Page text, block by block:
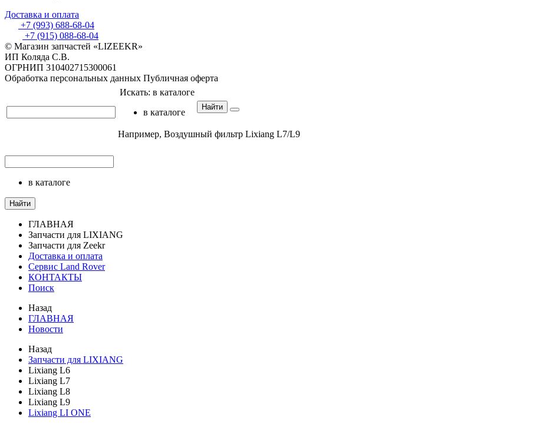
Доставка и оплата
+7 (993) 688-68-04
+7 (915) 088-68-04
© Магазин запчастей «LIZEEKR»
ИП Коляда С.В.
ОГРНИП 310402715300061
Обработка персональных данных Публичная оферта
Искать: в каталоге
в каталоге
Найти
Например, Воздушный фильтр Lixiang L7/L9
в каталоге
Найти
ГЛАВНАЯ
Запчасти для LIXIANG
Запчасти для Zeekr
Доставка и оплата
Сервис Land Rover
КОНТАКТЫ
Поиск
Назад
ГЛАВНАЯ
Новости
Назад
Запчасти для LIXIANG
Lixiang L6
Lixiang L7
Lixiang L8
Lixiang L9
Lixiang LI ONE